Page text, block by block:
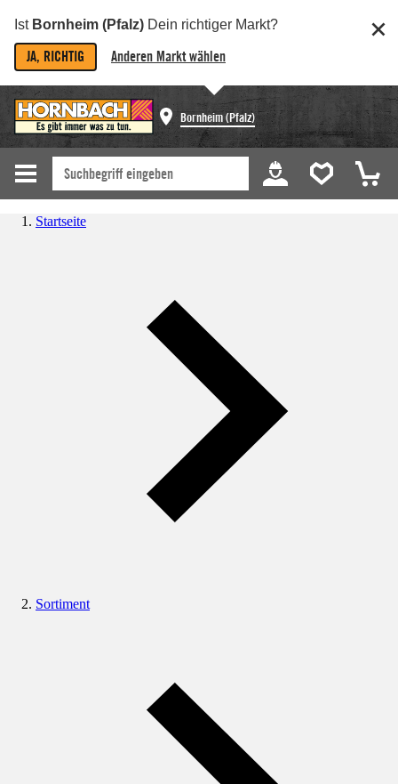
Ist Bornheim (Pfalz) Dein richtiger Markt?
JA, RICHTIG Anderen Markt wählen
Bornheim (Pfalz)
Startseite
Sortiment